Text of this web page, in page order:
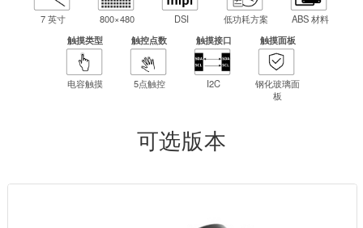
8 英寸电容触
摸屏（带摄像
8英寸IPS电容
触摸
8.8 英寸电容触
摸屏
10.1英寸IPS电
容触摸
11.9 英寸电容
触摸屏超长屏
13.3英寸高分
13.3英寸高分
7 英寸 800×480 DSI 低功耗方案
ABS 材料
触摸类型
电容触摸
触控点数
5点触控
触摸接口
I2C
触摸面板
钢化玻璃面
板
可选版本